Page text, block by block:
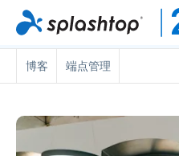
博客 端点管理